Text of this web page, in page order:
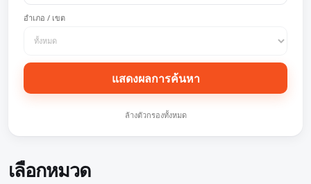
อำเภอ / เขต
แสดงผลการค้นหา
ล้างตัวกรองทั้งหมด
เลือกหมวด